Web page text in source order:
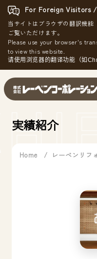
For Foreign Visitors
当サイトはブラウザの翻訳機
ご覧いただけます。
Please use your browser's
to view this website.
请使用浏览器的翻译功能（如
実績紹介
Home レーベンリフ